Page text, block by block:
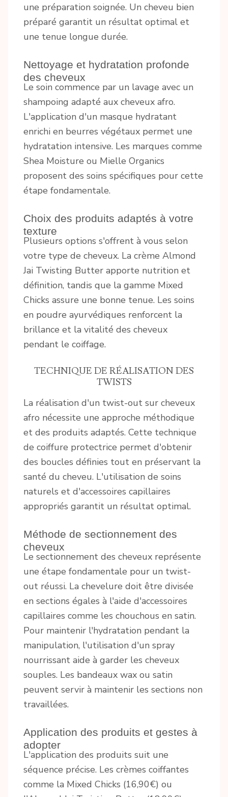
une préparation soignée. Un cheveu bien
préparé garantit un résultat optimal et
une tenue longue durée.
Nettoyage et hydratation profonde
des cheveux
Le soin commence par un lavage avec un
shampoing adapté aux cheveux afro.
L'application d'un masque hydratant
enrichi en beurres végétaux permet une
hydratation intensive. Les marques comme
Shea Moisture ou Mielle Organics
proposent des soins spécifiques pour cette
étape fondamentale.
Choix des produits adaptés à votre
texture
Plusieurs options s'offrent à vous selon
votre type de cheveux. La crème Almond
Jai Twisting Butter apporte nutrition et
définition, tandis que la gamme Mixed
Chicks assure une bonne tenue. Les soins
en poudre ayurvédiques renforcent la
brillance et la vitalité des cheveux
pendant le coiffage.
TECHNIQUE DE RÉALISATION DES
TWISTS
La réalisation d'un twist-out sur cheveux
afro nécessite une approche méthodique
et des produits adaptés. Cette technique
de coiffure protectrice permet d'obtenir
des boucles définies tout en préservant la
santé du cheveu. L'utilisation de soins
naturels et d'accessoires capillaires
appropriés garantit un résultat optimal.
Méthode de sectionnement des
cheveux
Le sectionnement des cheveux représente
une étape fondamentale pour un twist-
out réussi. La chevelure doit être divisée
en sections égales à l'aide d'accessoires
capillaires comme les chouchous en satin.
Pour maintenir l'hydratation pendant la
manipulation, l'utilisation d'un spray
nourrissant aide à garder les cheveux
souples. Les bandeaux wax ou satin
peuvent servir à maintenir les sections non
travaillées.
Application des produits et gestes à
adopter
L'application des produits suit une
séquence précise. Les crèmes coiffantes
comme la Mixed Chicks (16,90€) ou